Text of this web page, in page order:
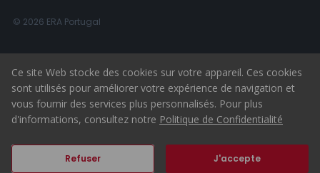
© 2026 ERA Portugal
Ce site Web stocke des cookies sur votre appareil. Ces cookies
sont utilisés pour améliorer votre expérience de navigation et
vous fournir des services plus personnalisés. Pour plus
d'informations, consultez notre Politique de Confidentialité
Refuser J'accepte